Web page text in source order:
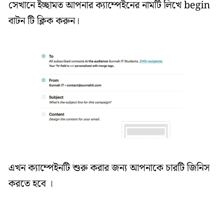
সেখানে ইচ্ছামত আপনার ক্যাম্পেইনের নামটি লিখে begin
বাটন টি ক্লিক করুন।
এখন ক্যাম্পেইনটি শুরু করার জন্য আপনাকে চারটি জিনিস
করতে হবে ।